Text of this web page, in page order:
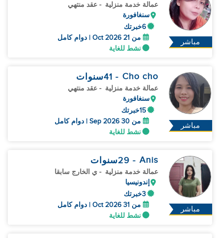
مباشر
عمالة خدمة منزلية - عقد منتهي
سنغافورة
6خبرتك
من 21 Oct 2026 | دوام كامل
نشط للغاية
مباشر
Cho cho
- 41 سنوات
عمالة خدمة منزلية - عقد منتهي
سنغافورة
15خبرتك
من 30 Sep 2026 | دوام كامل
نشط للغاية
مباشر
Anis
- 29 سنوات
عمالة خدمة منزلية - ي الخارج سابقا
إندونيسيا
3خبرتك
من 31 Oct 2026 | دوام كامل
نشط للغاية